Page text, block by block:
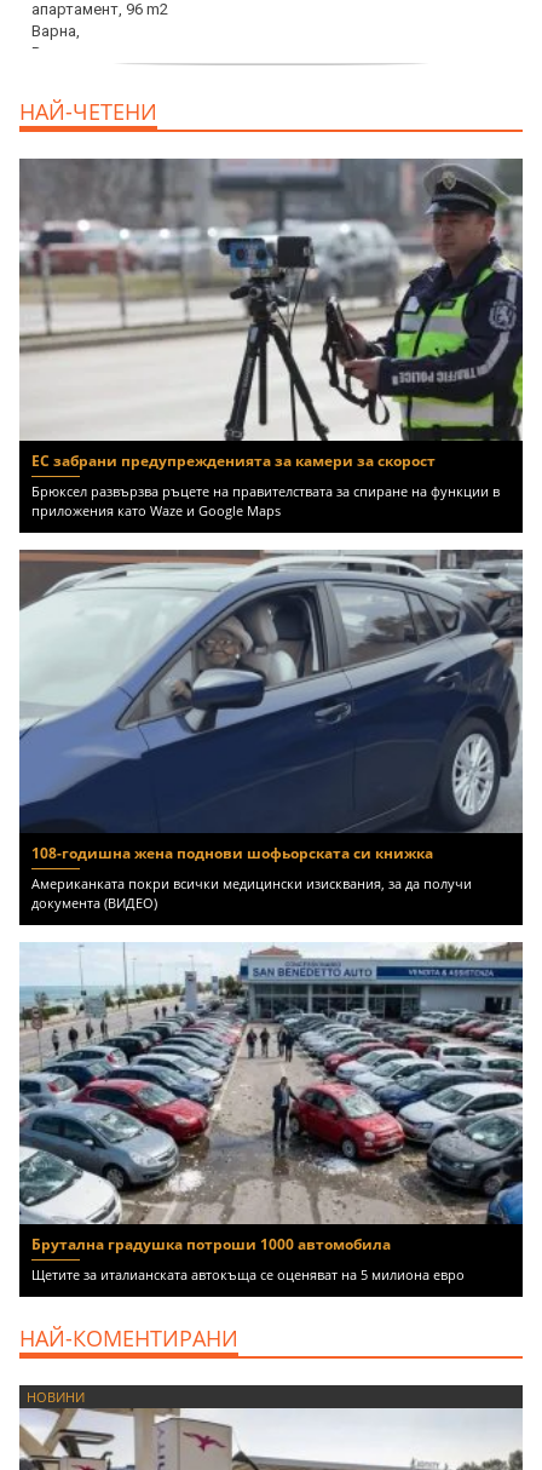
НАЙ-ЧЕТЕНИ
ЕС забрани предупрежденията за камери за скорост
Брюксел развързва ръцете на правителствата за спиране на функции в
приложения като Waze и Google Maps
108-годишна жена поднови шофьорската си книжка
Американката покри всички медицински изисквания, за да получи
документа (ВИДЕО)
Брутална градушка потроши 1000 автомобила
Щетите за италианската автокъща се оценяват на 5 милиона евро
НАЙ-КОМЕНТИРАНИ
НОВИНИ